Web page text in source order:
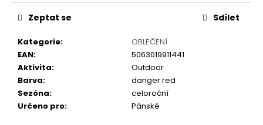
Kategorie:
OBLEČENÍ
EAN:
5063019911441
Aktivita:
Outdoor
Barva:
danger red
Sezóna:
celoroční
Určeno pro: Pánské
Zeptat se Sdílet